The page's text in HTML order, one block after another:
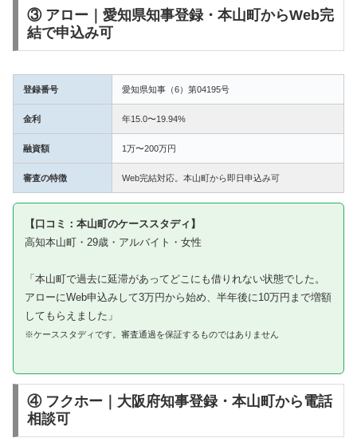
③ アロー｜愛知県知事登録・本山町からWeb完
結で申込み可
登録番号 愛知県知事（6）第04195号
金利 年15.0〜19.94%
融資額 1万〜200万円
審査の特徴 Web完結対応。本山町から即日申込み可
【口コミ：本山町のケーススタディ】
高知本山町・29歳・アルバイト・女性
「本山町で過去に延滞があってどこにも借りれない状態でした。
アローにWeb申込みして3万円から始め、半年後に10万円まで増額
してもらえました」
※ケーススタディです。審査通過を保証するものではありません
④ フクホー｜大阪府知事登録・本山町から電話
相談可